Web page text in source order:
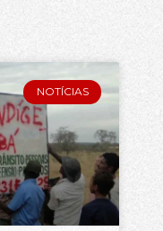
NOTÍCIAS